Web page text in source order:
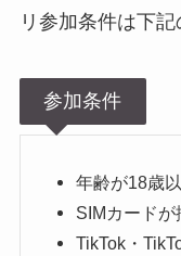
リ参加条件は下記
参加条件
年齢が18歳
SIMカードが
TikTok・